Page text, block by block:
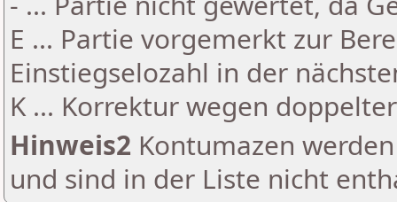
E ... Partie vorgemerkt zur
Einstiegselozahl in der
K ... Korrektur wegen
Hinweis2 Kontumazen
und sind in der Liste nicht